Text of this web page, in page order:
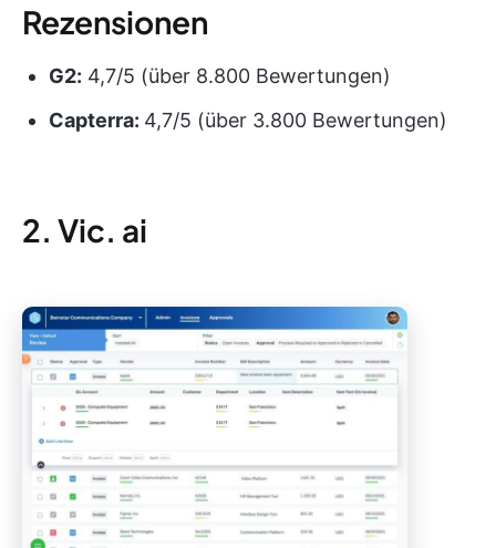
Rezensionen
G2: 4,7/5 (über 8.800 Bewertungen)
Capterra: 4,7/5 (über 3.800 Bewertungen)
2. Vic. ai